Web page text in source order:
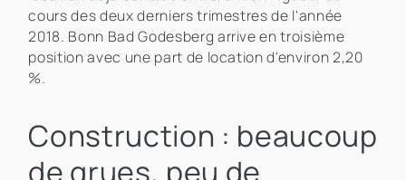
cours des deux derniers trimestres de l'année
2018. Bonn Bad Godesberg arrive en troisième
position avec une part de location d'environ 2,20
%.
Construction : beaucoup
de grues, peu de